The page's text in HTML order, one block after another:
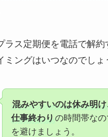
ラス定期便を電話で解約
ミングはいつなのでしょ
混みやすいのは休み明け
仕事終わり の時間帯な
を避けましょう。